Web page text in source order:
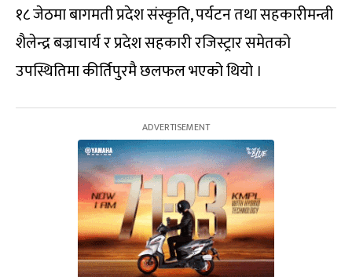
१८ जेठमा बागमती प्रदेश संस्कृति, पर्यटन तथा सहकारीमन्त्री
शैलेन्द्र बज्राचार्य र प्रदेश सहकारी रजिस्ट्रार समेतको
उपस्थितिमा कीर्तिपुरमै छलफल भएको थियो ।